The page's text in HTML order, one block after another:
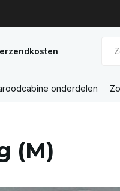
onderdelen
(M)